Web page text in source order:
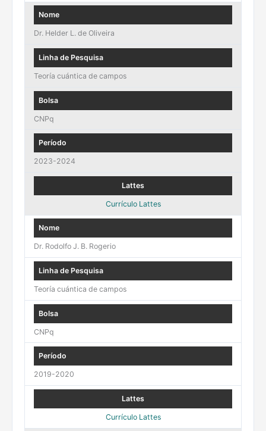
Dr. Helder L. de Oliveira
Teoría cuántica de campos
CNPq
2023-2024
Currículo Lattes
Dr. Rodolfo J. B. Rogerio
Teoría cuántica de campos
CNPq
2019-2020
Currículo Lattes